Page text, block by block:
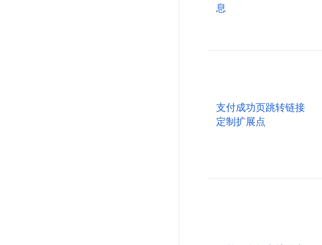
息
支付成功页跳转链接
定制扩展点